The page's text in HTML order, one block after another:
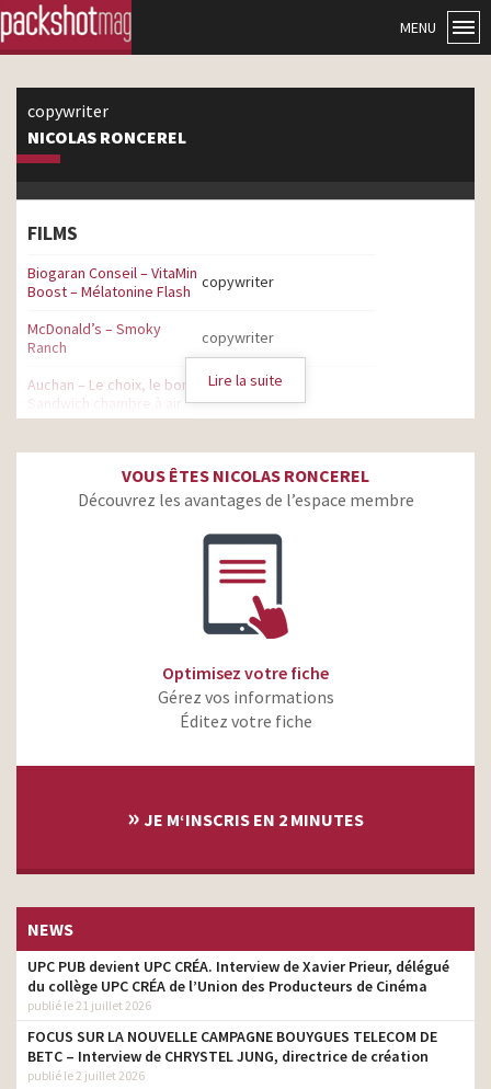
MENU
copywriter
NICOLAS RONCEREL
FILMS
Biogaran Conseil – VitaMin
Boost – Mélatonine Flash
copywriter
McDonald’s – Smoky
Ranch
copywriter
Auchan – Le choix, le bon –
Sandwich chambre à air
Salade de brosses
copywriter
BN – Drôlement bon – Le
copywriter
copywriter
copywriter
McDonald’s – À chacun son copywriter
Pulco – Tout simplement
copywriter
McDonald’s – Service à
emporter – Football
compte
copywriter
Mc Donald’s – Hawaii &
Fish Burger – Chicken
Bacon & BBQ
McDonald’s – Scratch To
Lire la suite
VOUS ÊTES NICOLAS RONCEREL
Découvrez les avantages de l’espace membre
Optimisez votre fiche
Gérez vos informations
Éditez votre fiche
» JE M‘INSCRIS EN 2 MINUTES
NEWS
UPC PUB devient UPC CRÉA. Interview de Xavier Prieur, délégué
du collège UPC CRÉA de l’Union des Producteurs de Cinéma
publié le 21 juillet 2026
FOCUS SUR LA NOUVELLE CAMPAGNE BOUYGUES TELECOM DE
BETC – Interview de CHRYSTEL JUNG, directrice de création
publié le 2 juillet 2026